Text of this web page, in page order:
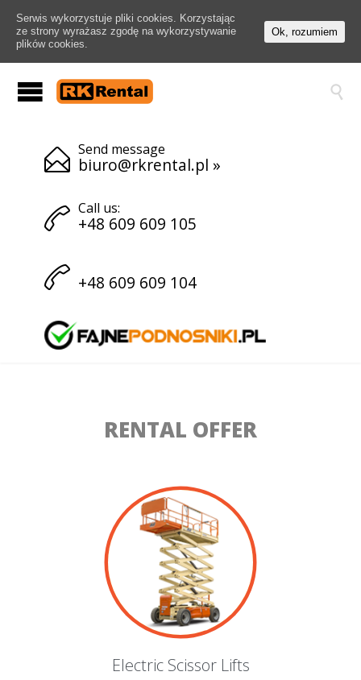

 Send message
biuro@rkrental.pl »
 Call us:
+48 609 609 105
 +48 609 609 104
RENTAL OFFER
Electric Scissor Lifts
Serwis wykorzystuje pliki cookies. Korzystając
ze strony wyrażasz zgodę na wykorzystywanie
plików cookies.
Ok, rozumiem